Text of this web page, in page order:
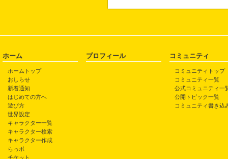
ホーム
ホームトップ
おしらせ
新着通知
はじめての方へ
遊び方
世界設定
キャラクター一覧
キャラクター検索
キャラクター作成
らっポ
チケット
プロフィール コミュニティ
コミュニティトップ
コミュニティ一覧
公式コミュニティ一
公開トピック一覧
コミュニティ書き込